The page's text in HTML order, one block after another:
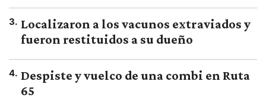
3. Localizaron a los vacunos extraviados y
fueron restituidos a su dueño
4. Despiste y vuelco de una combi en Ruta
65